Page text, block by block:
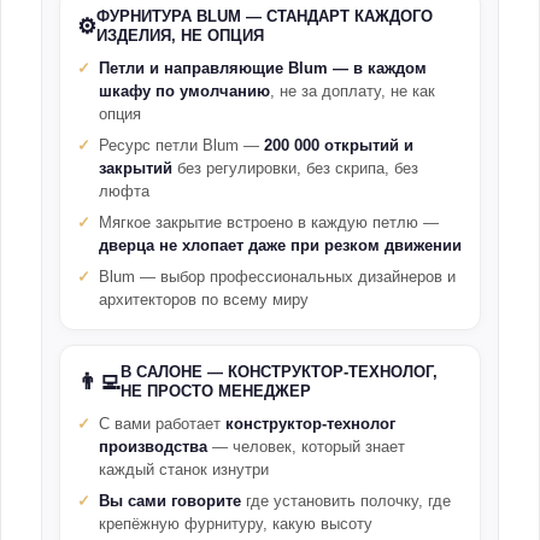
⚙️ФУРНИТУРА BLUM — СТАНДАРТ КАЖДОГО
ИЗДЕЛИЯ, НЕ ОПЦИЯ
Петли и направляющие Blum — в каждом
шкафу по умолчанию, не за доплату, не как
опция
Ресурс петли Blum — 200 000 открытий и
закрытий без регулировки, без скрипа, без
люфта
Мягкое закрытие встроено в каждую петлю —
дверца не хлопает даже при резком движении
Blum — выбор профессиональных дизайнеров и
архитекторов по всему миру
👨‍💻В САЛОНЕ — КОНСТРУКТОР-ТЕХНОЛОГ,
НЕ ПРОСТО МЕНЕДЖЕР
С вами работает конструктор-технолог
производства— человек, который знает
каждый станок изнутри
Вы сами говорите где установить полочку, где
крепёжную фурнитуру, какую высоту